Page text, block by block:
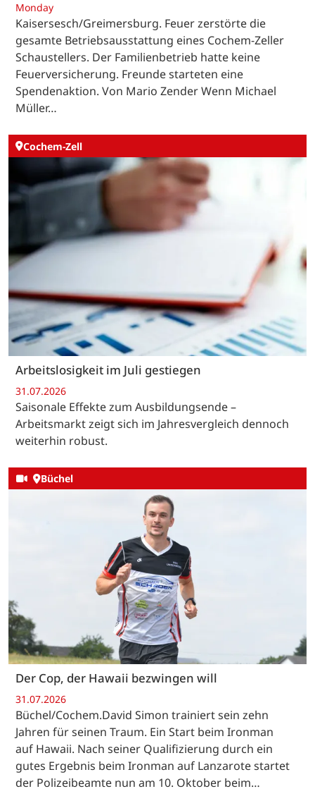
Monday
Kaisersesch/Greimersburg. Feuer zerstörte die
gesamte Betriebsausstattung eines Cochem-Zeller
Schaustellers. Der Familienbetrieb hatte keine
Feuerversicherung. Freunde starteten eine
Spendenaktion. Von Mario Zender Wenn Michael
Müller…
Cochem-Zell
Arbeitslosigkeit im Juli gestiegen
31.07.2026
Saisonale Effekte zum Ausbildungsende –
Arbeitsmarkt zeigt sich im Jahresvergleich dennoch
weiterhin robust.
Büchel
Der Cop, der Hawaii bezwingen will
31.07.2026
Büchel/Cochem.David Simon trainiert sein zehn
Jahren für seinen Traum. Ein Start beim Ironman
auf Hawaii. Nach seiner Qualifizierung durch ein
gutes Ergebnis beim Ironman auf Lanzarote startet
der Polizeibeamte nun am 10. Oktober beim…